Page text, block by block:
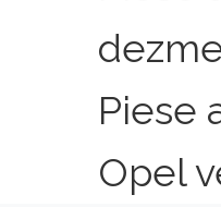
Piese
Opel